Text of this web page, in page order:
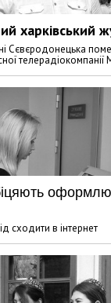
харківський
Сєвєродонецька
сходити в інтернет